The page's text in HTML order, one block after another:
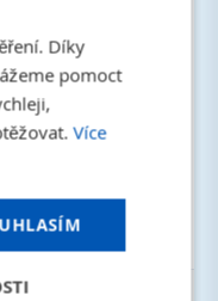
první dojem
Díky
pomoct
Více